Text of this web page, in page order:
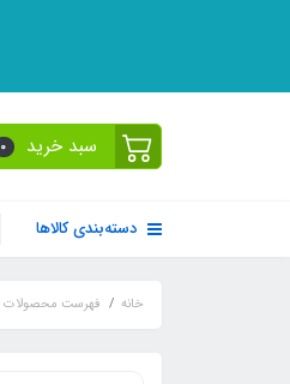
سبد خرید 0
دسته‌بندی کالاها
خانه فهرست محصولات